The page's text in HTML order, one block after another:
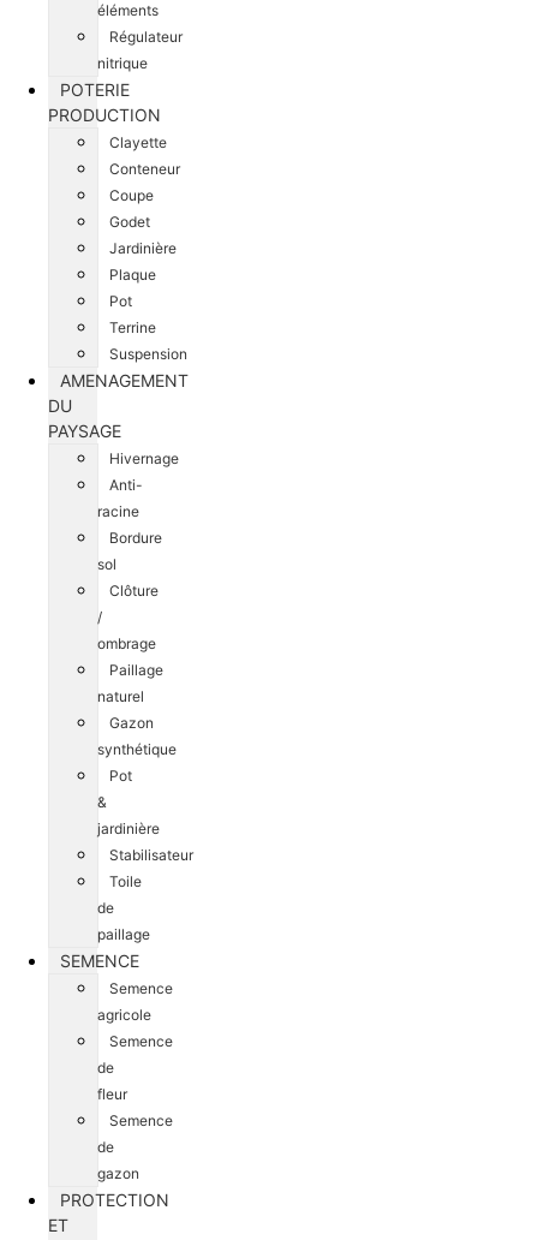
éléments
Régulateur
nitrique
POTERIE
PRODUCTION
Clayette
Conteneur
Coupe
Godet
Jardinière
Plaque
Pot
Terrine
Suspension
AMENAGEMENT
DU
PAYSAGE
Hivernage
Anti-
racine
Bordure
sol
Clôture
/
ombrage
Paillage
naturel
Gazon
synthétique
Pot
&
jardinière
Stabilisateur
Toile
de
paillage
SEMENCE
Semence
agricole
Semence
de
fleur
Semence
de
gazon
PROTECTION
ET